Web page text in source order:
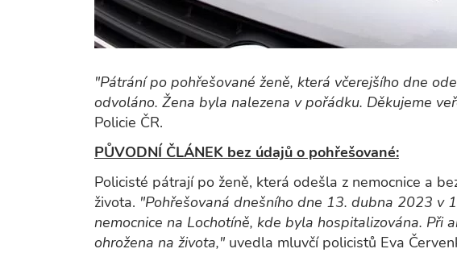
"Pátrání po pohřešované ženě, která včerejšího dne
odvoláno. Žena byla nalezena v pořádku. Děkujeme
Policie ČR.
PŮVODNÍ ČLÁNEK bez údajů o pohřešované:
Policisté pátrají po ženě, která odešla z nemocnice a
života. "Pohřešovaná dnešního dne 13. dubna 2023 v
nemocnice na Lochotíně, kde byla hospitalizována. Při
ohrožena na života," uvedla mluvčí policistů Eva